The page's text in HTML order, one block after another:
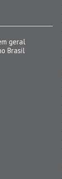
geral
Brasil